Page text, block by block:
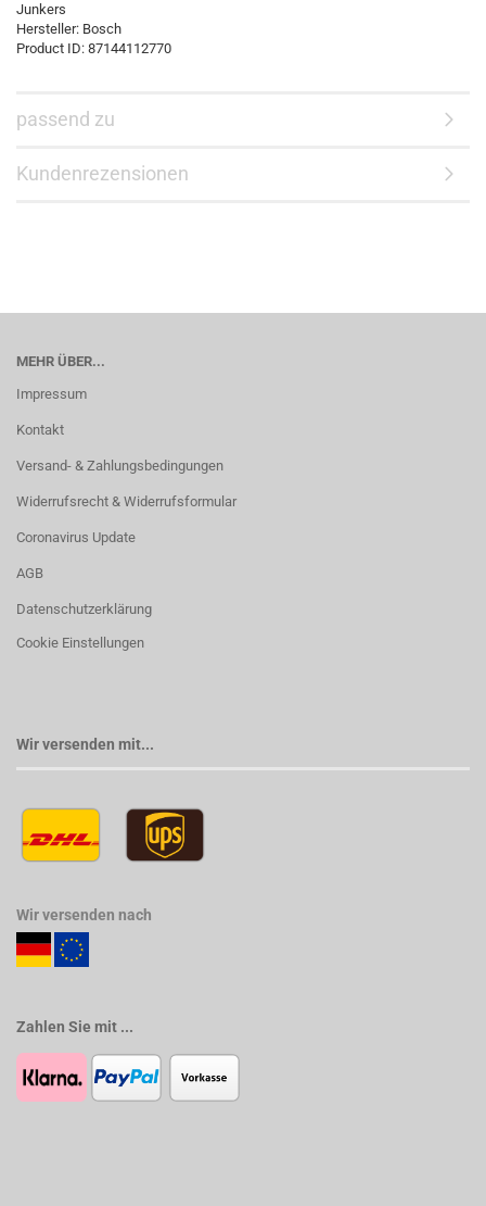
Junkers
Hersteller: Bosch
Product ID: 87144112770
passend zu
Kundenrezensionen
MEHR ÜBER...
Impressum
Kontakt
Versand- & Zahlungsbedingungen
Widerrufsrecht & Widerrufsformular
Coronavirus Update
AGB
Datenschutzerklärung
Cookie Einstellungen
Wir versenden mit...
Wir versenden nach
Zahlen Sie mit ...